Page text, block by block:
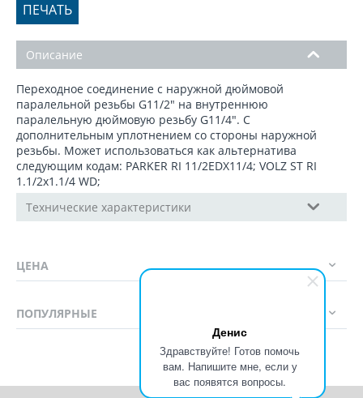
Денис
Здравствуйте! Готов помочь
вам. Напишите мне, если у
вас появятся вопросы.
ПЕЧАТЬ
Описание
Переходное соединение с наружной дюймовой
паралельной резьбы G11/2" на внутреннюю
паралельную дюймовую резьбу G11/4". C
дополнительным уплотнением со стороны наружной
резьбы. Может использоваться как альтернатива
следующим кодам: PARKER RI 11/2EDX11/4; VOLZ ST RI
1.1/2x1.1/4 WD;
Технические характеристики
ЦЕНА
ПОПУЛЯРНЫЕ